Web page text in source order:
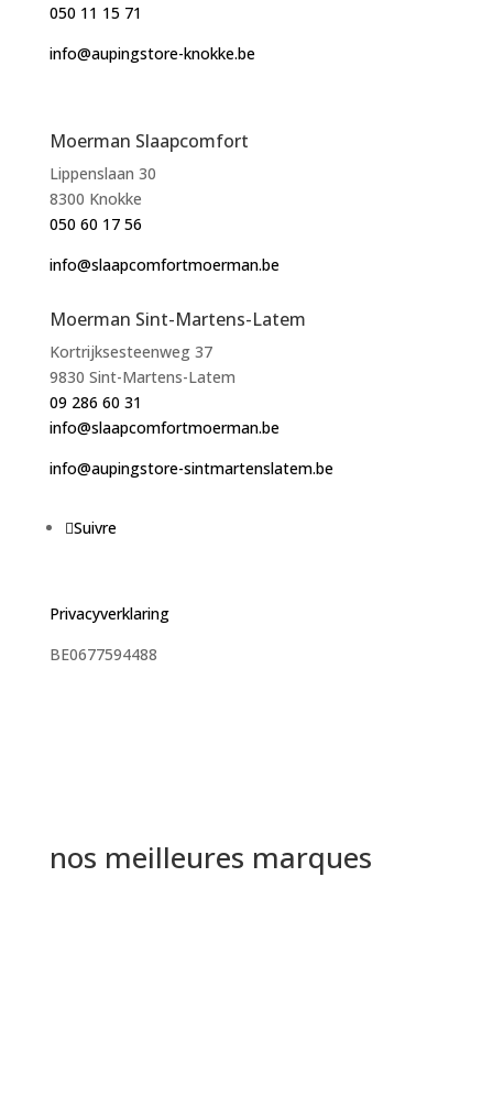
050 11 15 71
info@aupingstore-knokke.be
Moerman Slaapcomfort
Lippenslaan 30
8300 Knokke
050 60 17 56
info@slaapcomfortmoerman.be
Moerman Sint-Martens-Latem
Kortrijksesteenweg 37
9830 Sint-Martens-Latem
09 286 60 31
info@slaapcomfortmoerman.be
info@aupingstore-sintmartenslatem.be
Suivre
Privacyverklaring
BE0677594488
nos meilleures marques